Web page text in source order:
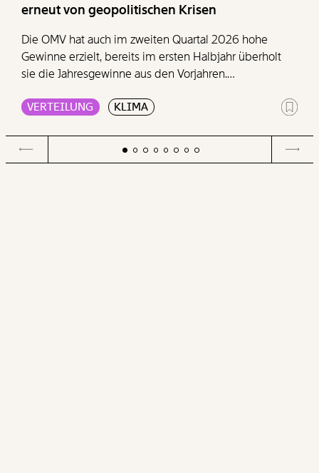
erneut von geopolitischen Krisen
Die OMV hat auch im zweiten Quartal 2026 hohe
Gewinne erzielt, bereits im ersten Halbjahr überholt
sie die Jahresgewinne aus den Vorjahren.
Gewinne im Öl- und Gasgeschäft, wie das Momentum
Denkfabrik, wie seit Ausbruch der Kampfhandlungen
VERTEILUNG KLIMA